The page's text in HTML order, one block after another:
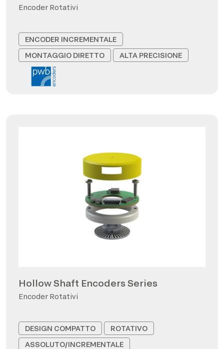
Encoder Rotativi
ENCODER INCREMENTALE
MONTAGGIO DIRETTO
ALTA PRECISIONE
Hollow Shaft Encoders Series
Encoder Rotativi
DESIGN COMPATTO
ROTATIVO
ASSOLUTO/INCREMENTALE